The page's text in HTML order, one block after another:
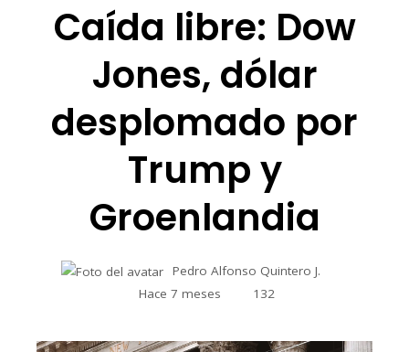
Caída libre: Dow
Jones, dólar
desplomado por
Trump y
Groenlandia
Pedro Alfonso Quintero J.
Hace 7 meses
132